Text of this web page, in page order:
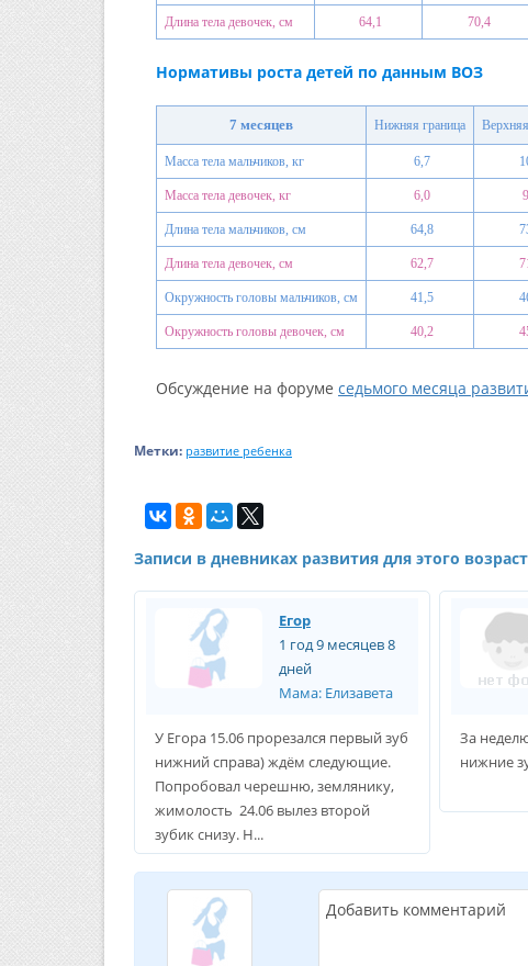
Длина тела девочек, см 64,1 70,4
Нормативы роста детей по данным ВОЗ
7 месяцев Нижняя граница
Масса тела мальчиков, кг 6,7
Масса тела девочек, кг 6,0
Длина тела мальчиков, см 64,8
Длина тела девочек, см 62,7
Окружность головы мальчиков, см 41,5
Окружность головы девочек, см 40,2
Обсуждение на форуме седьмого месяца
Метки: развитие ребенка
Записи в дневниках развития для этого
Егор
1 год 9 месяцев 8
дней
Мама: Елизавета
У Егора 15.06 прорезался первый зуб
нижний справа) ждём следующие.
Попробовал черешню, землянику,
жимолость 24.06 вылез второй
зубик снизу. Н...
За
нижние
Добавить комментарий